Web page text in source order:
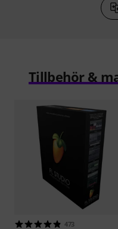
Tillbehör &
473